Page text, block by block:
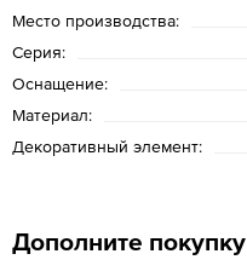
Место производства:
Серия:
Оснащение:
Материал:
Декоративный элемент:
Дополните покупку